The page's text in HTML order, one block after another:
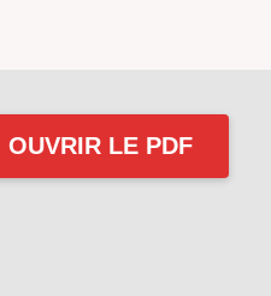
OUVRIR LE PDF